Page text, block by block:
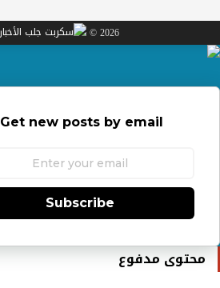
2026 ©
Get new posts by email:
Subscribe
محتوى مدفوع